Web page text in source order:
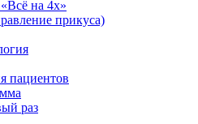
на 4х»
прикуса)
пациентов
раз